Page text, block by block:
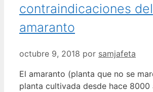
contraindicaciones del
amaranto
octubre 9, 2018 por samjafeta
El amaranto (planta que no se
planta cultivada desde hace 8000